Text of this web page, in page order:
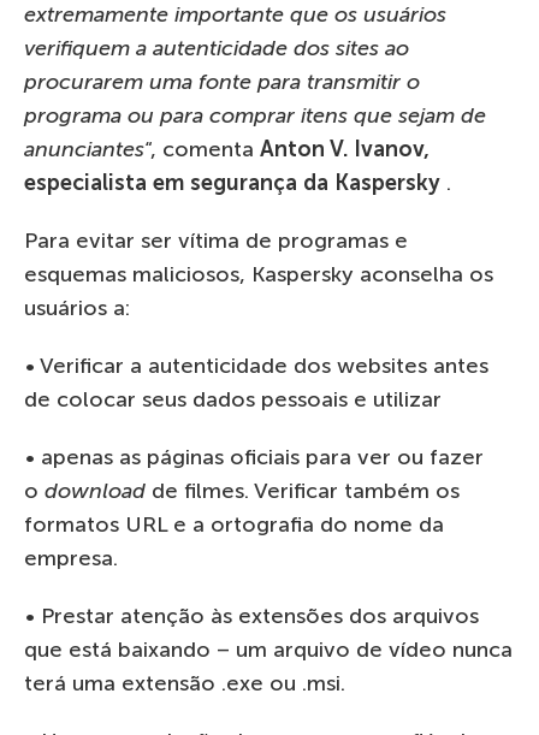
extremamente importante que os usuários
verifiquem a autenticidade dos sites ao
procurarem uma fonte para transmitir o
programa ou para comprar itens que sejam de
anunciantes“, comenta Anton V. Ivanov,
especialista em segurança da Kaspersky .
Para evitar ser vítima de programas e
esquemas maliciosos, Kaspersky aconselha os
usuários a:
• Verificar a autenticidade dos websites antes
de colocar seus dados pessoais e utilizar
• apenas as páginas oficiais para ver ou fazer
o download de filmes. Verificar também os
formatos URL e a ortografia do nome da
empresa.
• Prestar atenção às extensões dos arquivos
que está baixando – um arquivo de vídeo nunca
terá uma extensão .exe ou .msi.